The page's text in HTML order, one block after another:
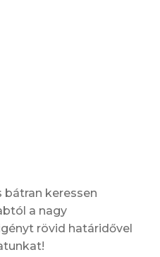
bátran keressen
a nagy
rövid határidővel